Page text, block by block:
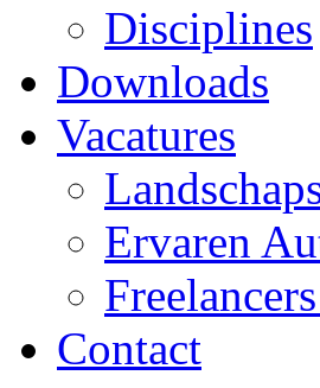
Disciplines
Downloads
Vacatures
Ervaren
Contact